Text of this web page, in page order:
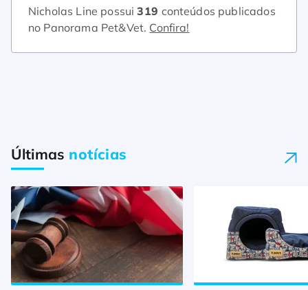
Nicholas Line possui319 conteúdos publicados
no Panorama Pet&Vet. Confira!
Últimas notícias